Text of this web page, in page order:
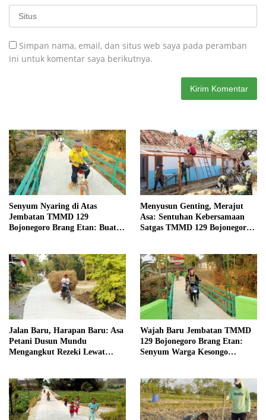
Simpan nama, email, dan situs web saya pada peramban
ini untuk komentar saya berikutnya.
Senyum Nyaring di Atas
Jembatan TMMD 129
Bojonegoro Brang Etan: Buat
Menyusun Genting, Merajut
Asa: Sentuhan Kebersamaan
Satgas TMMD 129 Bojonegoro
Jalan Baru, Harapan Baru: Asa
Petani Dusun Mundu
Mengangkut Rezeki Lewat
Wajah Baru Jembatan TMMD
129 Bojonegoro Brang Etan:
Senyum Warga Kesongo